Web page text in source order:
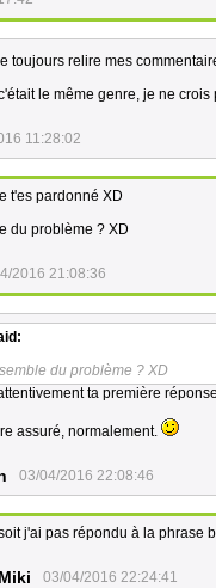
toujours relire mes
le même genre, je ne
11:28:02
t'es pardonné XD
du problème ? XD
2016 21:08:36
du problème ? XD
ta première
assuré, normalement.
03/04/2016 22:08:46
j'ai pas répondu à la phrase
03/04/2016 22:24:41